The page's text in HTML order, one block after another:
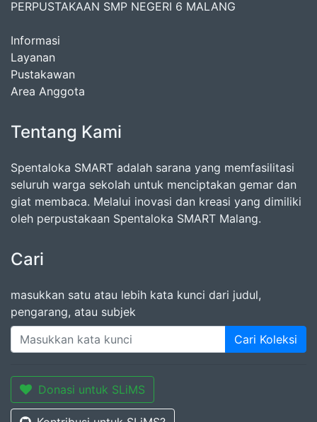
PERPUSTAKAAN SMP NEGERI 6 MALANG
Informasi
Layanan
Pustakawan
Area Anggota
Tentang Kami
Spentaloka SMART adalah sarana yang memfasilitasi
seluruh warga sekolah untuk menciptakan gemar dan
giat membaca. Melalui inovasi dan kreasi yang dimiliki
oleh perpustakaan Spentaloka SMART Malang.
Cari
masukkan satu atau lebih kata kunci dari judul,
pengarang, atau subjek
Cari Koleksi
Donasi untuk SLiMS